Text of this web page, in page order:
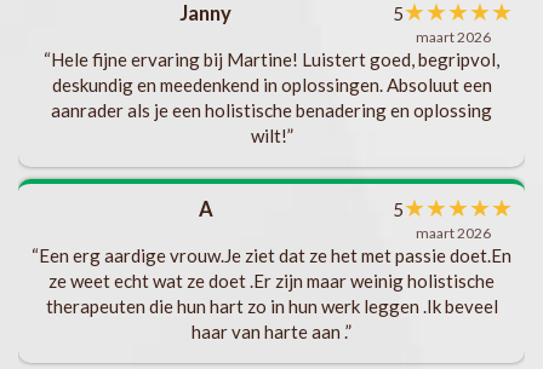
Janny 5★★★★★
maart 2026
“Hele fijne ervaring bij Martine! Luistert goed, begripvol,
deskundig en meedenkend in oplossingen. Absoluut een
aanrader als je een holistische benadering en oplossing
wilt!”
A 5★★★★★
maart 2026
“Een erg aardige vrouw.Je ziet dat ze het met passie doet.En
ze weet echt wat ze doet .Er zijn maar weinig holistische
therapeuten die hun hart zo in hun werk leggen .Ik beveel
haar van harte aan .”